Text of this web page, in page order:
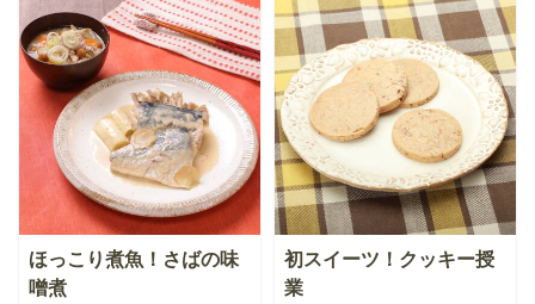
ほっこり煮魚！さばの味
噌煮
初スイーツ！クッキー授
業